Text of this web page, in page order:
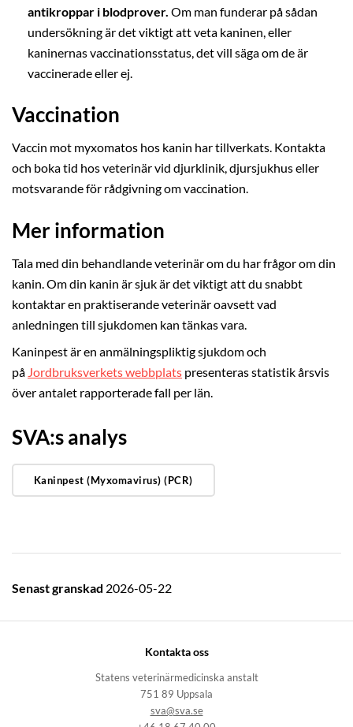
antikroppar i blodprover. Om man funderar på sådan
undersökning är det viktigt att veta kaninen, eller
kaninernas vaccinationsstatus, det vill säga om de är
vaccinerade eller ej.
Vaccination
Vaccin mot myxomatos hos kanin har tillverkats. Kontakta
och boka tid hos veterinär vid djurklinik, djursjukhus eller
motsvarande för rådgivning om vaccination.
Mer information
Tala med din behandlande veterinär om du har frågor om din
kanin. Om din kanin är sjuk är det viktigt att du snabbt
kontaktar en praktiserande veterinär oavsett vad
anledningen till sjukdomen kan tänkas vara.
Kaninpest är en anmälningspliktig sjukdom och
på Jordbruksverkets webbplats presenteras statistik årsvis
över antalet rapporterade fall per län.
SVA:s analys
Kaninpest (Myxomavirus) (PCR)
Senast granskad 2026-05-22
Kontakta oss
Statens veterinärmedicinska anstalt
751 89 Uppsala
sva@sva.se